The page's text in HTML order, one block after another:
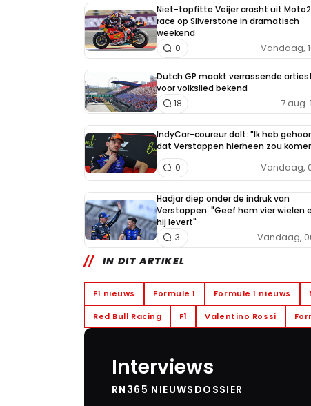
Niet-topfitte Veijer crasht uit
race op Silverstone in dramatisch
weekend
Vandaag,
0
Dutch GP maakt verrassende
voor volkslied bekend
7 aug.
18
IndyCar-coureur dolt: "Ik heb
dat Verstappen hierheen zou
Vandaag,
0
Hadjar diep onder de indruk van
Verstappen: "Geef hem vier wielen
hij levert"
Vandaag,
3
IN DIT ARTIKEL
F1 nieuws Formule 1 Formule 1 nieuws
Red Bull Racing F1 Valentino Rossi
Interviews
RN365 NIEUWSDOSSIER